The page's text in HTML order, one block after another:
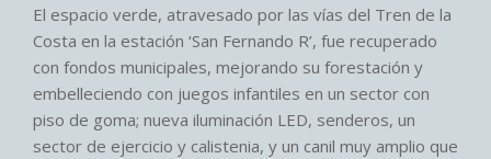
El espacio verde, atravesado por las vías del Tren de la
Costa en la estación ‘San Fernando R’, fue recuperado
con fondos municipales, mejorando su forestación y
embelleciendo con juegos infantiles en un sector con
piso de goma; nueva iluminación LED, senderos, un
sector de ejercicio y calistenia, y un canil muy amplio que